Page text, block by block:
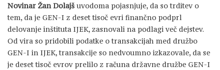
Novinar Žan Dolajš uvodoma pojasnjuje, da so trditev o
tem, da je GEN-I z deset tisoč evri finančno podprl
delovanje inštituta IJEK, zasnovali na podlagi več dejstev.
Od vira so pridobili podatke o transakcijah med družbo
GEN-I in IJEK, transakcije so nedvoumno izkazovale, da se
je deset tisoč evrov prelilo z računa državne družbe GEN-I